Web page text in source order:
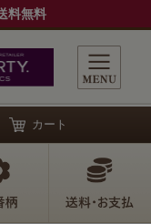
料無料
カート